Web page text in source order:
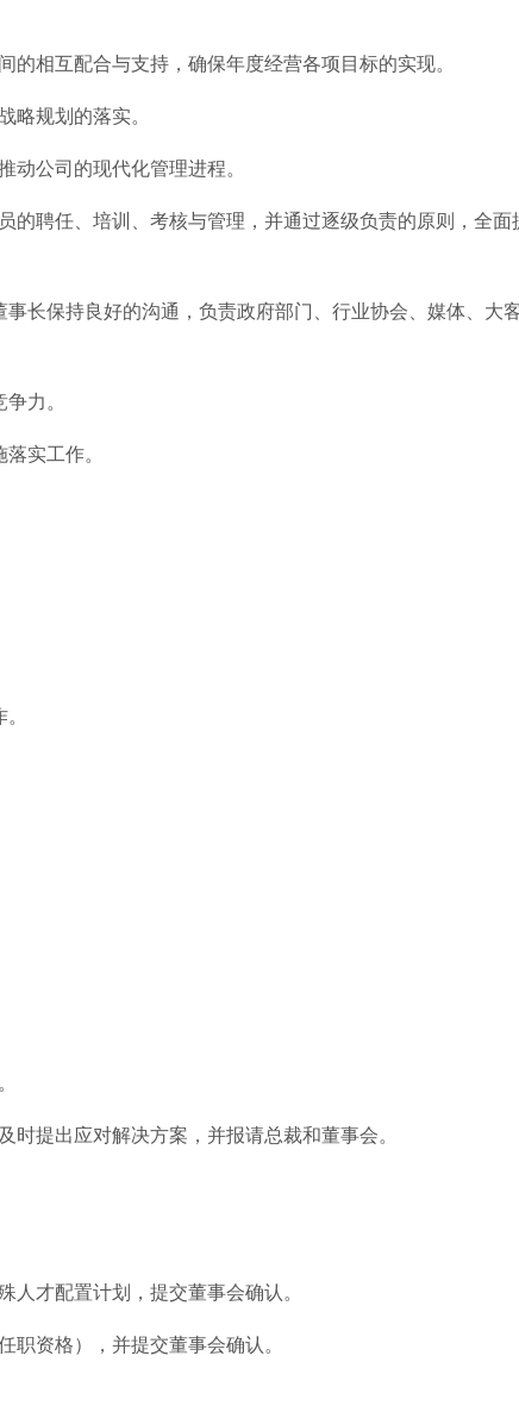
相互配合与支持，确保年度经营各项目标的实现。
略规划的落实。
动公司的现代化管理进程。
的聘任、培训、考核与管理，并通过逐级负责的原则，全面
长保持良好的沟通，负责政府部门、行业协会、媒体、大
力。
实工作。
时提出应对解决方案，并报请总裁和董事会。
人才配置计划，提交董事会确认。
职资格），并提交董事会确认。